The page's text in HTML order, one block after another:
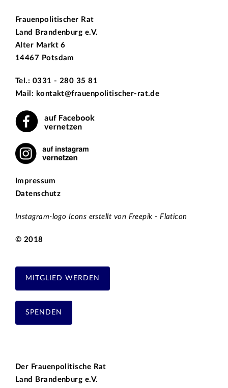
Frauenpolitischer Rat
Land Brandenburg e.V.
Alter Markt 6
14467 Potsdam
Tel.: 0331 - 280 35 81
Mail: kontakt@frauenpolitischer-rat.de
Impressum
Datenschutz
Instagram-logo Icons erstellt von Freepik - Flaticon
© 2018
MITGLIED WERDEN
SPENDEN
Der Frauenpolitische Rat
Land Brandenburg e.V.